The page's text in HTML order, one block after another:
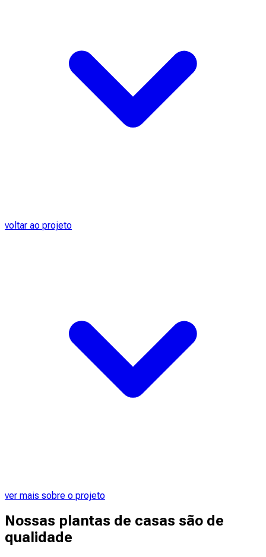
voltar ao projeto
ver mais sobre o projeto
Nossas plantas de casas são de
qualidade